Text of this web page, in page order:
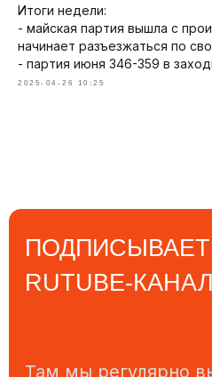
Итоги недели:
- майская партия вышла с
начинает разъезжаться по
- партия июня 346-359 в
2025-04-26 10:25
ПЕРЕЙТИ НА RUTUBE
КОНТАКТЫ